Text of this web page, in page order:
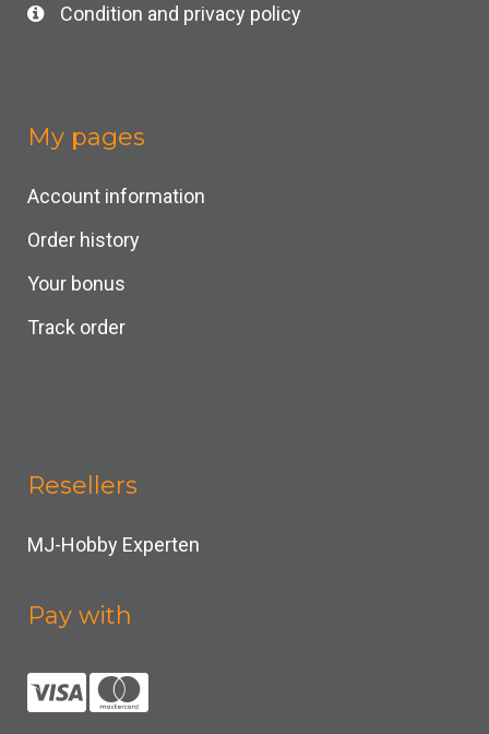
Condition and privacy policy
My pages
Account information
Order history
Your bonus
Track order
Resellers
MJ-Hobby Experten
Pay with